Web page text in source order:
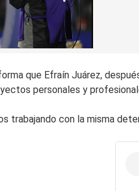
que Efraín Juárez,
personales y
trabajando con la misma